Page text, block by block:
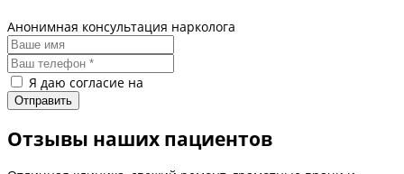
Анонимная консультация нарколога
Я даю согласие на
Отзывы наших пациентов